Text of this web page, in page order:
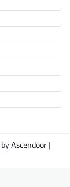
Ascendoor |